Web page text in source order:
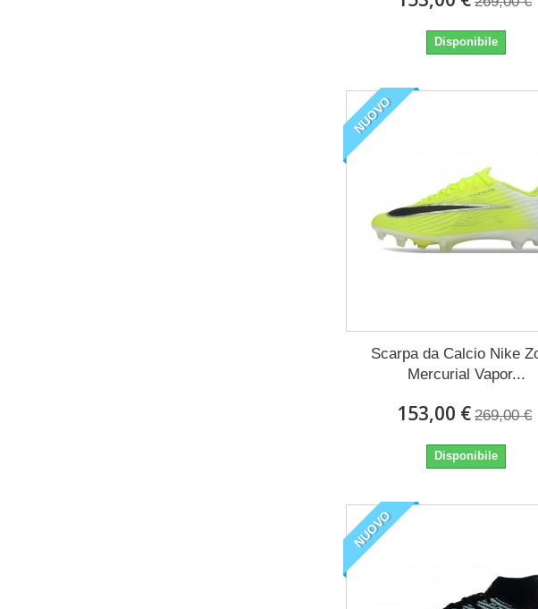
Disponibile
NUOVO
Scarpa da Calcio Nike
Mercurial Vapor...
153,00 € 269,00 €
Disponibile
NUOVO